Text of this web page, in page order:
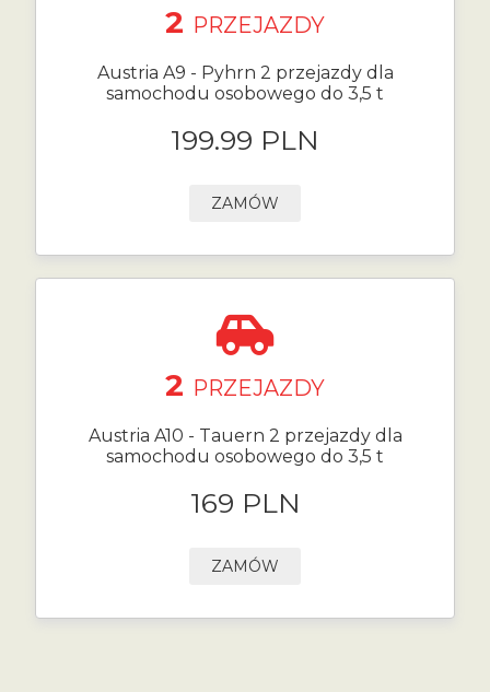
2 PRZEJAZDY
Austria A9 - Pyhrn 2 przejazdy dla
samochodu osobowego do 3,5 t
199.99 PLN
ZAMÓW
2 PRZEJAZDY
Austria A10 - Tauern 2 przejazdy dla
samochodu osobowego do 3,5 t
169 PLN
ZAMÓW